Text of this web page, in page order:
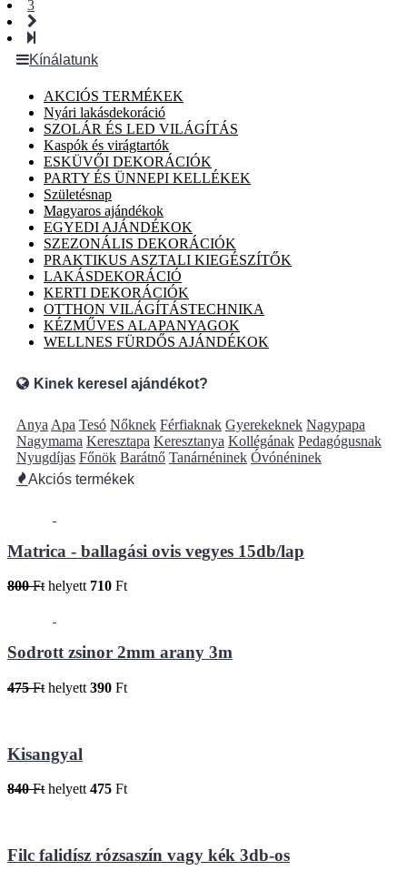
3
Kínálatunk
AKCIÓS TERMÉKEK
Nyári lakásdekoráció
SZOLÁR ÉS LED VILÁGÍTÁS
Kaspók és virágtartók
ESKÜVŐI DEKORÁCIÓK
PARTY ÉS ÜNNEPI KELLÉKEK
Születésnap
Magyaros ajándékok
EGYEDI AJÁNDÉKOK
SZEZONÁLIS DEKORÁCIÓK
PRAKTIKUS ASZTALI KIEGÉSZÍTŐK
LAKÁSDEKORÁCIÓ
KERTI DEKORÁCIÓK
OTTHON VILÁGÍTÁSTECHNIKA
KÉZMŰVES ALAPANYAGOK
WELLNES FÜRDŐS AJÁNDÉKOK
Kinek keresel ajándékot?
Anya Apa Tesó Nőknek Férfiaknak Gyerekeknek Nagypapa
Nagymama Keresztapa Keresztanya Kollégának Pedagógusnak
Nyugdíjas Főnök Barátnő Tanárnéninek Óvónéninek
Akciós termékek
Matrica - ballagási ovis vegyes 15db/lap
800 Ft helyett 710 Ft
Sodrott zsinor 2mm arany 3m
475 Ft helyett 390 Ft
Kisangyal
840 Ft helyett 475 Ft
Filc falidísz rózsaszín vagy kék 3db-os